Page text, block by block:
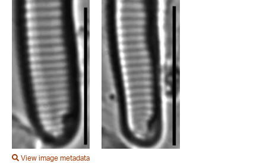
View image metadata